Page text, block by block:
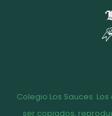
Colegio Los Sauces.
ser copiados,